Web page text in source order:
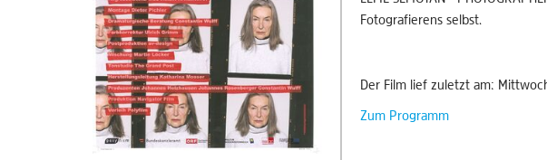
Fotografierens selbst.
Der Film lief zuletzt am:
Zum Programm